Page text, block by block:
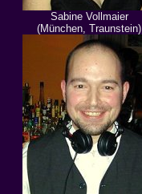
Sabine Vollmaier
(München, Traunstein)